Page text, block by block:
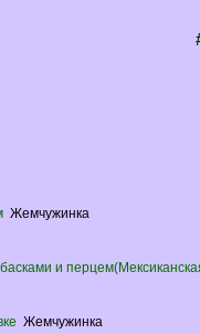
Жемчужинка
и
Жемчужинка